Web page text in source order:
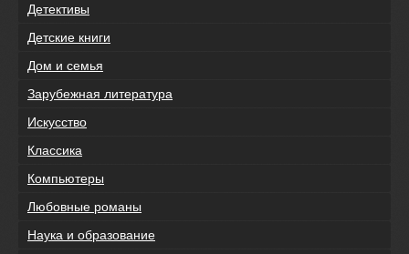
Детективы
Детские книги
Дом и семья
Зарубежная литература
Искусство
Классика
Компьютеры
Любовные романы
Наука и образование